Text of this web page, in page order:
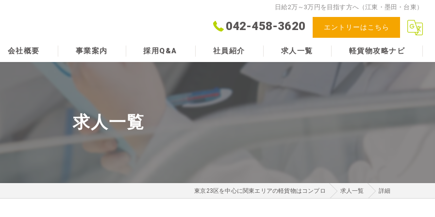
日給2万～3万円を目指す方へ（江東・墨田・台東）
042-458-3620 エントリーはこちら
会社概要 事業案内 採用Q&A 社員紹介 求人一覧 軽貨物攻略ナビ
求人一覧
東京23区を中心に関東エリアの軽貨物はコンプロ 求人一覧 詳細